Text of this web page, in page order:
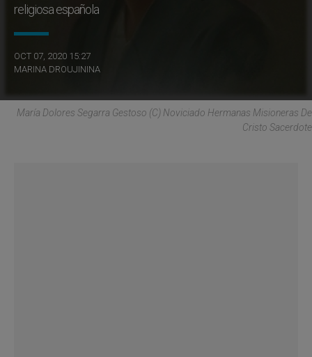
religiosa española
OCT 07, 2020 15:27
MARINA DROUJININA
María Dolores Segarra Gestoso (C) Noviciado Hermanas Misioneras De
Cristo Sacerdote